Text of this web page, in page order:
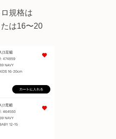
規格は
は16〜20